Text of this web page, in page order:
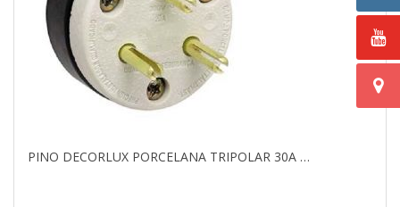
PINO DECORLUX PORCELANA TRIPOLAR 30A …